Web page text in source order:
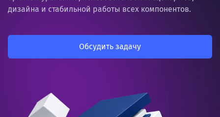
дизайна и стабильной работы всех компонентов.
Обсудить задачу